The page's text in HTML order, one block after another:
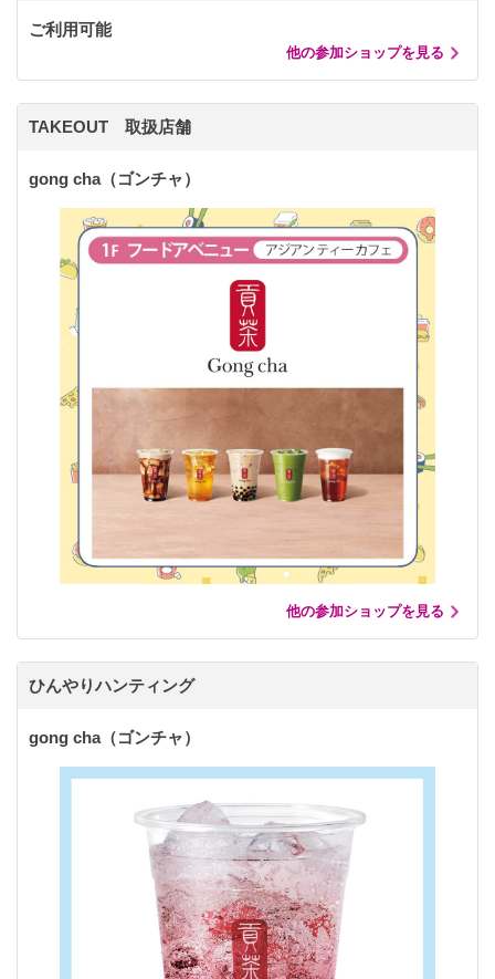
ご利用可能
他の参加ショップを見る
TAKEOUT 取扱店舗
gong cha（ゴンチャ）
他の参加ショップを見る
ひんやりハンティング
gong cha（ゴンチャ）